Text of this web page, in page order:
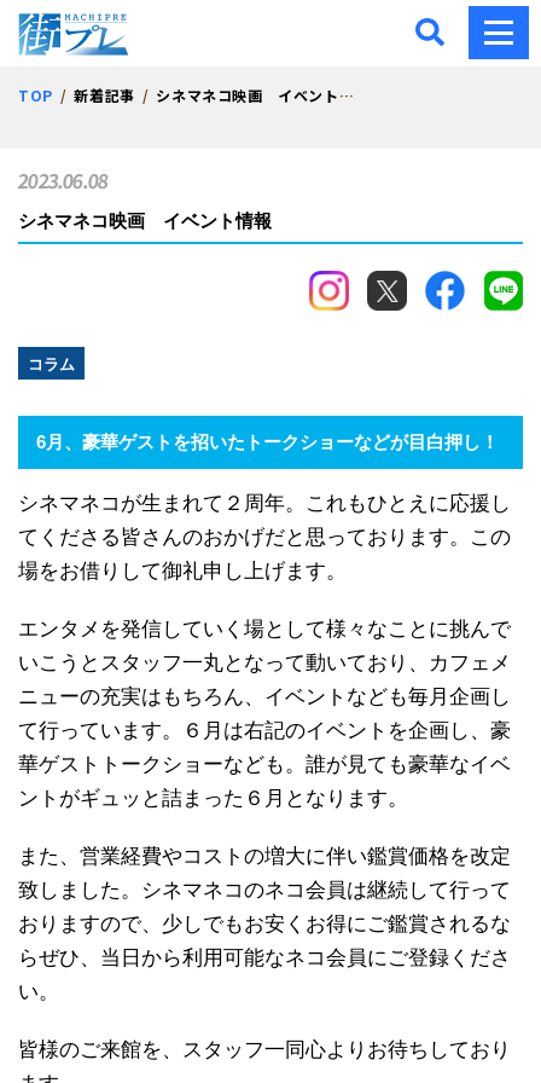
街プレ -東京・西多摩の
TOP 新着記事 シネマネコ映画 イベント情報
シネマネコ映画 イベント情報
コラム
2023.06.08
6月、豪華ゲストを招いたトークショーなどが目白押し！
シネマネコが生まれて２周年。これもひとえに応援し
てくださる皆さんのおかげだと思っております。この
場をお借りして御礼申し上げます。
エンタメを発信していく場として様々なことに挑んで
いこうとスタッフ一丸となって動いており、カフェメ
ニューの充実はもちろん、イベントなども毎月企画し
て行っています。６月は右記のイベントを企画し、豪
華ゲストトークショーなども。誰が見ても豪華なイベ
ントがギュッと詰まった６月となります。
また、営業経費やコストの増大に伴い鑑賞価格を改定
致しました。シネマネコのネコ会員は継続して行って
おりますので、少しでもお安くお得にご鑑賞されるな
らぜひ、当日から利用可能なネコ会員にご登録くださ
い。
皆様のご来館を、スタッフ一同心よりお待ちしており